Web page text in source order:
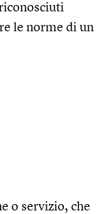
le norme di un
o servizio, che